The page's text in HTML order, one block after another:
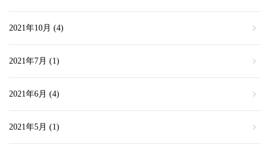
2021年10月 (4)
2021年7月 (1)
2021年6月 (4)
2021年5月 (1)